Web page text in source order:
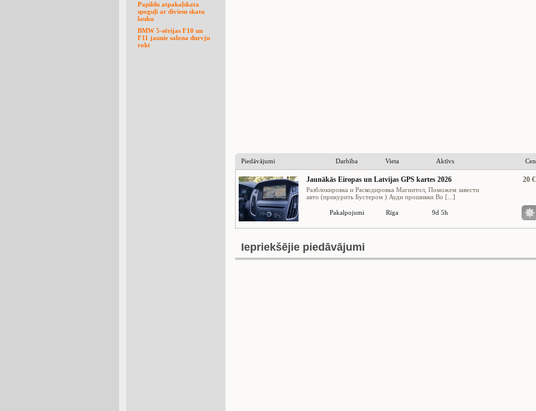
Papildu atpakaļskata
spoguļi ar diviem skatu
lauku
BMW 5-sērijas F10 un
F11 jaunie salona durvju
rokt
Piedāvājumi Darbība Vieta Aktīvs
20 €
Jaunākās Eiropas un Latvijas GPS kartes 2026
Разблокировка и Раскодировка Магнитол, Поможем завести
авто (прикурить Бустером ) Ауди прошивки Bo [...]
Pakalpojumi Rīga 9d 5h
Iepriekšējie piedāvājumi